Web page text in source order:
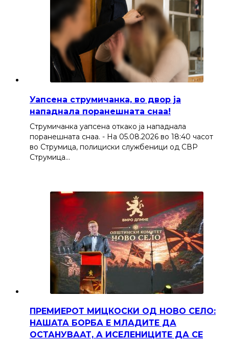
Уапсена струмичанка, во двор ја
нападнала поранешната снаа!
Струмичанка уапсена откако ја нападнала
поранешната снаа. - На 05.08.2026 во 18:40 часот
во Струмица, полициски службеници од СВР
Струмица…
ПРЕМИЕРОТ МИЦКОСКИ ОД НОВО СЕЛО:
НАШАТА БОРБА Е МЛАДИТЕ ДА
ОСТАНУВААТ, А ИСЕЛЕНИЦИТЕ ДА СЕ